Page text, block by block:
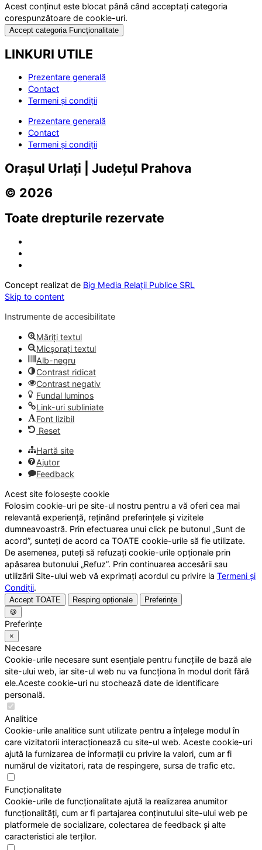
Acest conținut este blocat până când acceptați categoria
corespunzătoare de cookie-uri.
Accept categoria Funcționalitate
LINKURI UTILE
Prezentare generală
Contact
Termeni și condiții
Prezentare generală
Contact
Termeni și condiții
Orașul Urlați | Județul Prahova
© 2026
Toate drepturile rezervate
Concept realizat de Big Media Relații Publice SRL
Skip to content
Instrumente de accesibilitate
Măriți textul
Micșorați textul
Alb-negru
Contrast ridicat
Contrast negativ
Fundal luminos
Link-uri subliniate
Font lizibil
Reset
Hartă site
Ajutor
Feedback
Acest site folosește cookie
Folosim cookie-uri pe site-ul nostru pentru a vă oferi cea mai
relevantă experiență, reținând preferințele și vizitele
dumneavoastră. Prin efectuarea unui click pe butonul „Sunt de
acord”, sunteți de acord ca TOATE cookie-urile să fie utilizate.
De asemenea, puteți să refuzați cookie-urile opționale prin
apăsarea butonului „Refuz”. Prin continuarea accesării sau
utilizării Site-ului web vă exprimați acordul cu privire la Termeni și
Condiții.
Accept TOATE Resping opționale
Preferințe
🍪
Preferințe
×
Necesare
Cookie-urile necesare sunt esențiale pentru funcțiile de bază ale
site-ului web, iar site-ul web nu va funcționa în modul dorit fără
ele.Aceste cookie-uri nu stochează date de identificare
personală.
Analitice
Cookie-urile analitice sunt utilizate pentru a înțelege modul în
care vizitatorii interacționează cu site-ul web. Aceste cookie-uri
ajută la furnizarea de informații cu privire la valori, cum ar fi
numărul de vizitatori, rata de respingere, sursa de trafic etc.
Funcționalitate
Cookie-urile de funcționalitate ajută la realizarea anumitor
funcționalități, cum ar fi partajarea conținutului site-ului web pe
platformele de socializare, colectarea de feedback și alte
caracteristici ale terților.